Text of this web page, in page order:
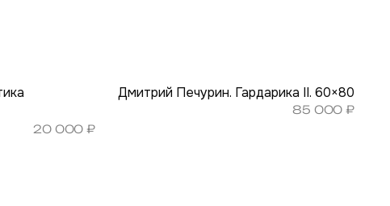
20 000₽
Дмитрий Печурин. Гардарика II. 60×80
85 000₽